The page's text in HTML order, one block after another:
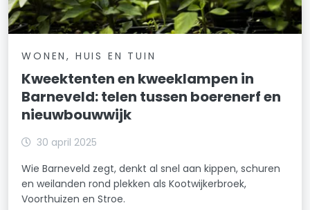
WONEN, HUIS EN TUIN
Kweektenten en kweeklampen in
Barneveld: telen tussen boerenerf en
nieuwbouwwijk
30 april 2025
Wie Barneveld zegt, denkt al snel aan kippen, schuren
en weilanden rond plekken als Kootwijkerbroek,
Voorthuizen en Stroe.